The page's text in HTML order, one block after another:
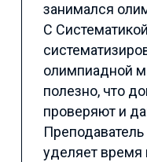
занимался
С
олимпиадной
полезно, что
проверяют и
уделяет время